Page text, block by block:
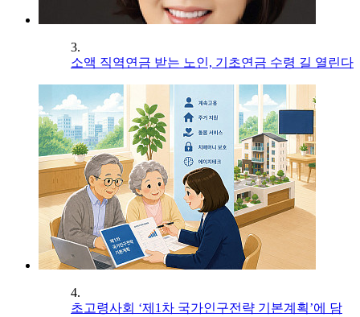
3.
소액 직역연금 받는 노인, 기초연금 수령 길 열린다
4.
초고령사회 ‘제1차 국가인구전략 기본계획’에 담